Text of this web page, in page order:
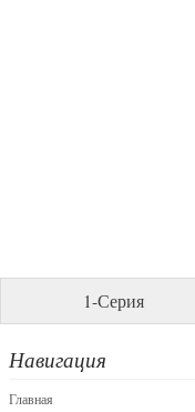
1-Серия
Навигация
Главная